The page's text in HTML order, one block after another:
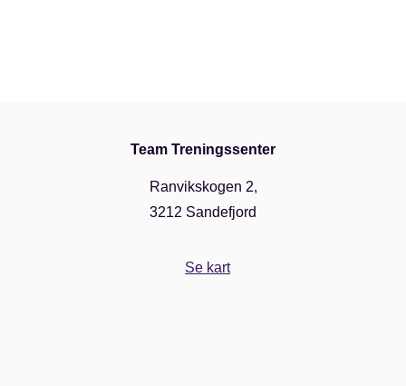
Team Treningssenter
Ranvikskogen 2,
3212 Sandefjord
Se kart